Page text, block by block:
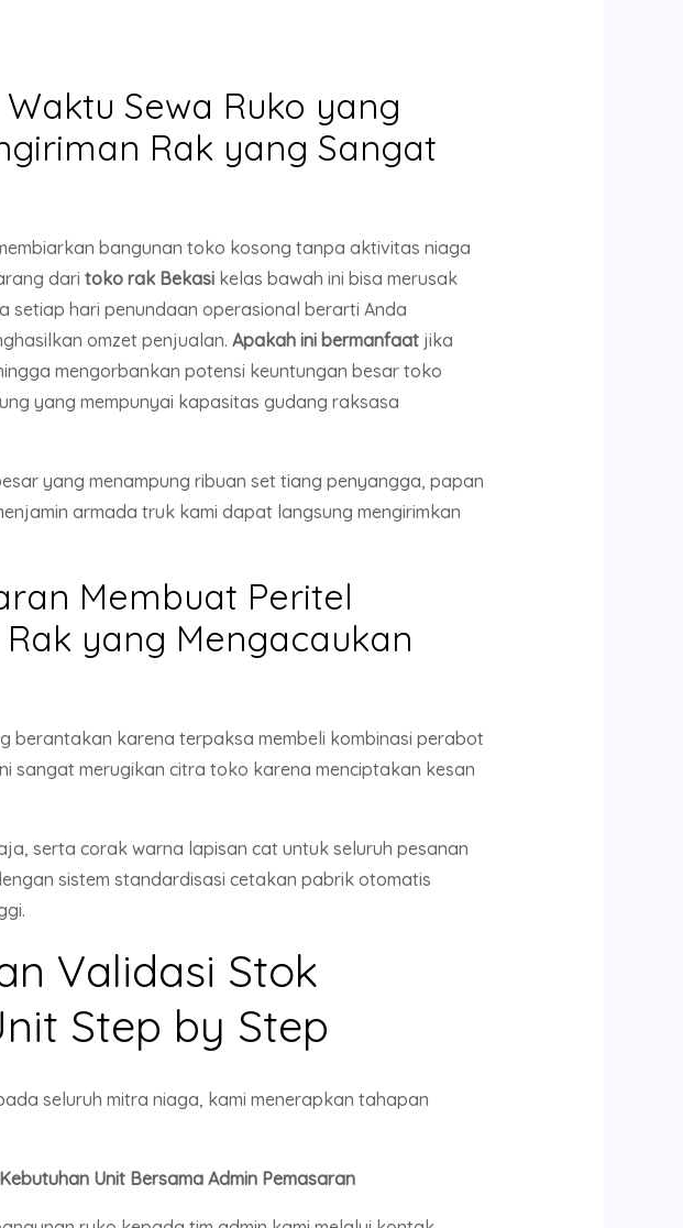
Sewa Ruko yang
Rak yang Sangat
bangunan toko kosong tanpa aktivitas niaga
dari toko rak Bekasikelas bawah ini bisa merusak
setiap hari penundaan operasional berarti Anda
omzet penjualan. Apakah ini bermanfaatjika
mengorbankan potensi keuntungan besar toko
yang mempunyai kapasitas gudang raksasa
yang menampung ribuan set tiang penyangga, papan
armada truk kami dapat langsung mengirimkan
Membuat Peritel
yang Mengacaukan
berantakan karena terpaksa membeli kombinasi perabot
sangat merugikan citra toko karena menciptakan kesan
serta corak warna lapisan cat untuk seluruh pesanan
sistem standardisasi cetakan pabrik otomatis
Validasi Stok
Step by Step
seluruh mitra niaga, kami menerapkan tahapan
Unit Bersama Admin Pemasaran